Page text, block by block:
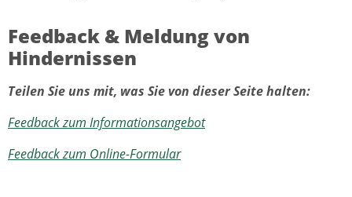
Feedback & Meldung von
Hindernissen
Teilen Sie uns mit, was Sie von dieser Seite halten:
Feedback zum Informationsangebot
Feedback zum Online-Formular